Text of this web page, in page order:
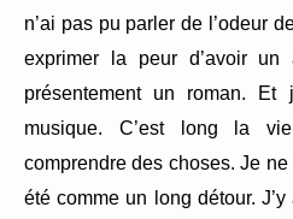
n’ai pas pu parler de l’odeur
exprimer la peur d’avoir un
présentement un roman.
musique. C’est long la
comprendre des choses. Je
été comme un long détour.